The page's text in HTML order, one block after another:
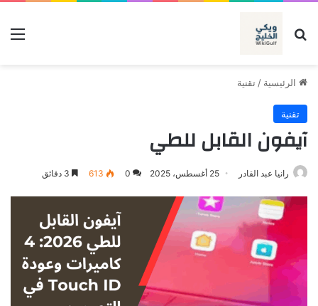
بحث عن
الرئيسية / تقنية
تقنية
آيفون القابل للطي
رانيا عبد القادر 25 أغسطس، 2025 0
613